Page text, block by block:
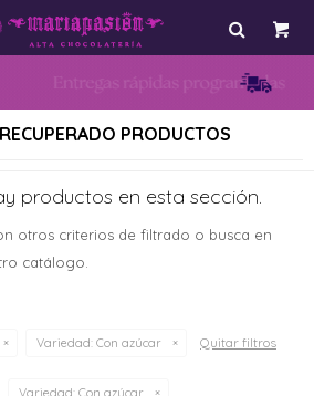
PRODUCTOS
productos en esta sección.
otros criterios de filtrado o busca en
catálogo.
Variedad: Con azúcar Quitar filtros
Variedad: Con azúcar